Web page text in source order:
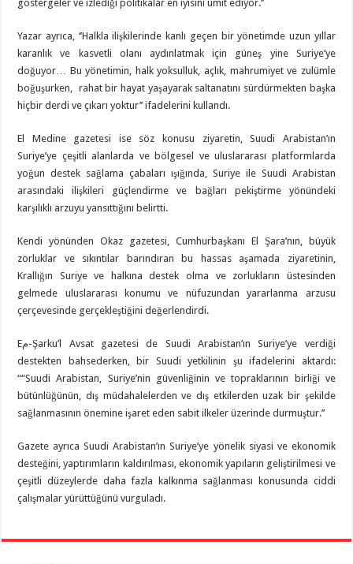
göstergeler ve izlediği politikalar en iyisini ümit ediyor.’’
Yazar ayrıca, ‘’Halkla ilişkilerinde kanlı geçen bir yönetimde uzun yıllar
karanlık ve kasvetli olanı aydınlatmak için güneş yine Suriye’ye
doğuyor… Bu yönetimin, halk yoksulluk, açlık, mahrumiyet ve zulümle
boğuşurken, rahat bir hayat yaşayarak saltanatını sürdürmekten başka
hiçbir derdi ve çıkarı yoktur’’ ifadelerini kullandı.
El Medine gazetesi ise söz konusu ziyaretin, Suudi Arabistan’ın
Suriye’ye çeşitli alanlarda ve bölgesel ve uluslararası platformlarda
yoğun destek sağlama çabaları ışığında, Suriye ile Suudi Arabistan
arasındaki ilişkileri güçlendirme ve bağları pekiştirme yönündeki
karşılıklı arzuyu yansıttığını belirtti.
Kendi yönünden Okaz gazetesi, Cumhurbaşkanı El Şara’nın, büyük
zorluklar ve sıkıntılar barındıran bu hassas aşamada ziyaretinin,
Krallığın Suriye ve halkına destek olma ve zorlukların üstesinden
gelmede uluslararası konumu ve nüfuzundan yararlanma arzusu
çerçevesinde gerçekleştiğini değerlendirdi.
Eم-Şarku’l Avsat gazetesi de Suudi Arabistan’ın Suriye’ye verdiği
destekten bahsederken, bir Suudi yetkilinin şu ifadelerini aktardı:
““Suudi Arabistan, Suriye’nin güvenliğinin ve topraklarının birliği ve
bütünlüğünün, dış müdahalelerden ve dış etkilerden uzak bir şekilde
sağlanmasının önemine işaret eden sabit ilkeler üzerinde durmuştur.’’
Gazete ayrıca Suudi Arabistan’ın Suriye’ye yönelik siyasi ve ekonomik
desteğini, yaptırımların kaldırılması, ekonomik yapıların geliştirilmesi ve
çeşitli düzeylerde daha fazla kalkınma sağlanması konusunda ciddi
çalışmalar yürüttüğünü vurguladı.